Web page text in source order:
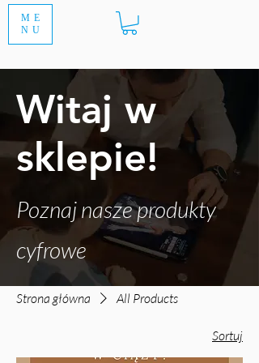
ME
NU
Witaj w
sklepie!
Poznaj nasze produkty
cyfrowe
Strona główna All Products
Sortuj